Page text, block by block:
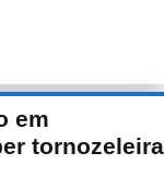
em
tornozeleira